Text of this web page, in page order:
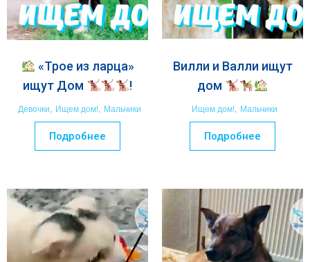
«Трое из ларца»
ищут Дом
!
Девочки, Ищем дом!, Мальчики
Подробнее
Вилли и Валли ищут
дом
Ищем дом!, Мальчики
Подробнее